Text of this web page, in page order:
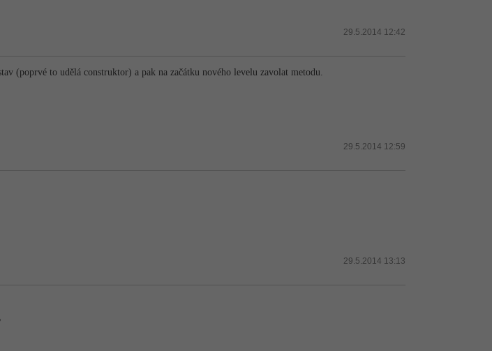
29.5.2014 12:42
(poprvé to udělá construktor) a pak na začátku nového levelu zavolat metodu.
29.5.2014 12:59
29.5.2014 13:13